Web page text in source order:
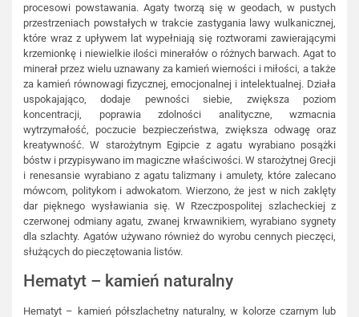
procesowi powstawania. Agaty tworzą się w geodach, w pustych
przestrzeniach powstałych w trakcie zastygania lawy wulkanicznej,
które wraz z upływem lat wypełniają się roztworami zawierającymi
krzemionkę i niewielkie ilości minerałów o różnych barwach. Agat to
minerał przez wielu uznawany za kamień wierności i miłości, a także
za kamień równowagi fizycznej, emocjonalnej i intelektualnej. Działa
uspokajająco, dodaje pewności siebie, zwiększa poziom
koncentracji, poprawia zdolności analityczne, wzmacnia
wytrzymałość, poczucie bezpieczeństwa, zwiększa odwagę oraz
kreatywność. W starożytnym Egipcie z agatu wyrabiano posążki
bóstw i przypisywano im magiczne właściwości. W starożytnej Grecji
i renesansie wyrabiano z agatu talizmany i amulety, które zalecano
mówcom, politykom i adwokatom. Wierzono, że jest w nich zaklęty
dar pięknego wysławiania się. W Rzeczpospolitej szlacheckiej z
czerwonej odmiany agatu, zwanej krwawnikiem, wyrabiano sygnety
dla szlachty. Agatów używano również do wyrobu cennych pieczęci,
służących do pieczętowania listów.
Hematyt – kamień naturalny
Hematyt – kamień półszlachetny naturalny, w kolorze czarnym lub